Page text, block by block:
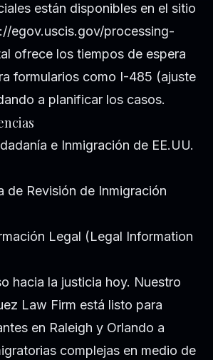
están disponibles en el sitio
egov.uscis.gov/processing-
ofrece los tiempos de espera
formularios como I-485 (ajuste
a planificar los casos.
e Inmigración de EE.UU.
de Revisión de Inmigración
Legal (Legal Information
hacia la justicia hoy. Nuestro
Law Firm está listo para
en Raleigh y Orlando a
complejas en medio de